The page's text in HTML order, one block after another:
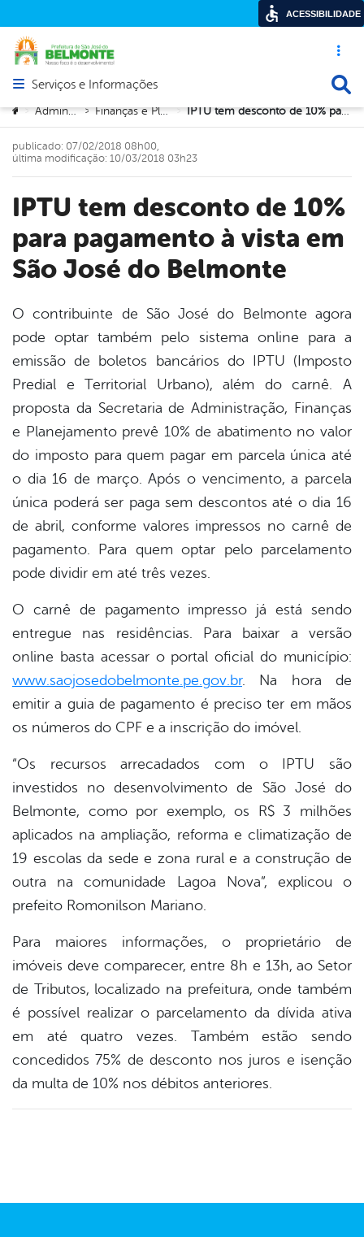
Acesso
Abrir menu principal de navegação
Serviços e Informações
Você está aqui:
> Administração > Finanças e Planejamento > IPTU tem desconto de 10% para pagamento à vista em São José do Belmonte
IPTU tem desconto de 10%
para pagamento à vista em
São José do Belmonte
publicado: 07/02/2018 08h00,
última modificação: 10/03/2018 03h23
O contribuinte de São José do Belmonte agora
pode optar também pelo sistema online para a
emissão de boletos bancários do IPTU (Imposto
Predial e Territorial Urbano), além do carnê. A
proposta da Secretaria de Administração, Finanças
e Planejamento prevê 10% de abatimento no valor
do imposto para quem pagar em parcela única até
o dia 16 de março. Após o vencimento, a parcela
única poderá ser paga sem descontos até o dia 16
de abril, conforme valores impressos no carnê de
pagamento. Para quem optar pelo parcelamento
pode dividir em até três vezes.
O carnê de pagamento impresso já está sendo
entregue nas residências. Para baixar a versão
online basta acessar o portal oficial do município:
www.saojosedobelmonte.pe.gov.br. Na hora de
emitir a guia de pagamento é preciso ter em mãos
os números do CPF e a inscrição do imóvel.
“Os recursos arrecadados com o IPTU são
investidos no desenvolvimento de São José do
Belmonte, como por exemplo, os R$ 3 milhões
aplicados na ampliação, reforma e climatização de
19 escolas da sede e zona rural e a construção de
outra na comunidade Lagoa Nova”, explicou o
prefeito Romonilson Mariano.
Para maiores informações, o proprietário de
imóveis deve comparecer, entre 8h e 13h, ao Setor
de Tributos, localizado na prefeitura, onde também
é possível realizar o parcelamento da dívida ativa
em até quatro vezes. Também estão sendo
concedidos 75% de desconto nos juros e isenção
da multa de 10% nos débitos anteriores.
ACESSIBILIDADE